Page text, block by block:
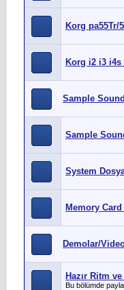
Korg pa55Tr/
Korg i2 i3 i4s
Sample
Sample
System
Memory
Demolar/
Hazır Ritm
Bu bölümde